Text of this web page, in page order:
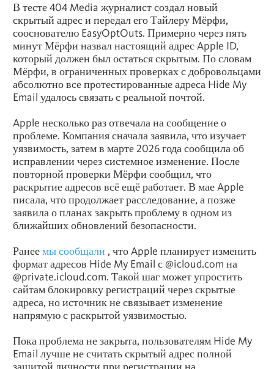
В тесте 404 Media журналист создал новый
скрытый адрес и передал его Тайлеру Мёрфи,
сооснователю EasyOptOuts. Примерно через пять
минут Мёрфи назвал настоящий адрес Apple ID,
который должен был остаться скрытым. По словам
Мёрфи, в ограниченных проверках с добровольцами
абсолютно все протестированные адреса Hide My
Email удалось связать с реальной почтой.
Apple несколько раз отвечала на сообщение о
проблеме. Компания сначала заявила, что изучает
уязвимость, затем в марте 2026 года сообщила об
исправлении через системное изменение. После
повторной проверки Мёрфи сообщил, что
раскрытие адресов всё ещё работает. В мае Apple
писала, что продолжает расследование, а позже
заявила о планах закрыть проблему в одном из
ближайших обновлений безопасности.
Ранеемы сообщали , что Apple планирует изменить
формат адресов Hide My Email с @icloud.com на
@private.icloud.com. Такой шаг может упростить
сайтам блокировку регистраций через скрытые
адреса, но источник не связывает изменение
напрямую с раскрытой уязвимостью.
Пока проблема не закрыта, пользователям Hide My
Email лучше не считать скрытый адрес полной